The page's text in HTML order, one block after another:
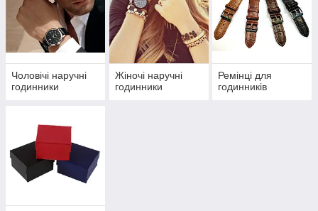
Чоловічі наручні
годинники
Жіночі наручні
годинники
Ремінці для
годинників